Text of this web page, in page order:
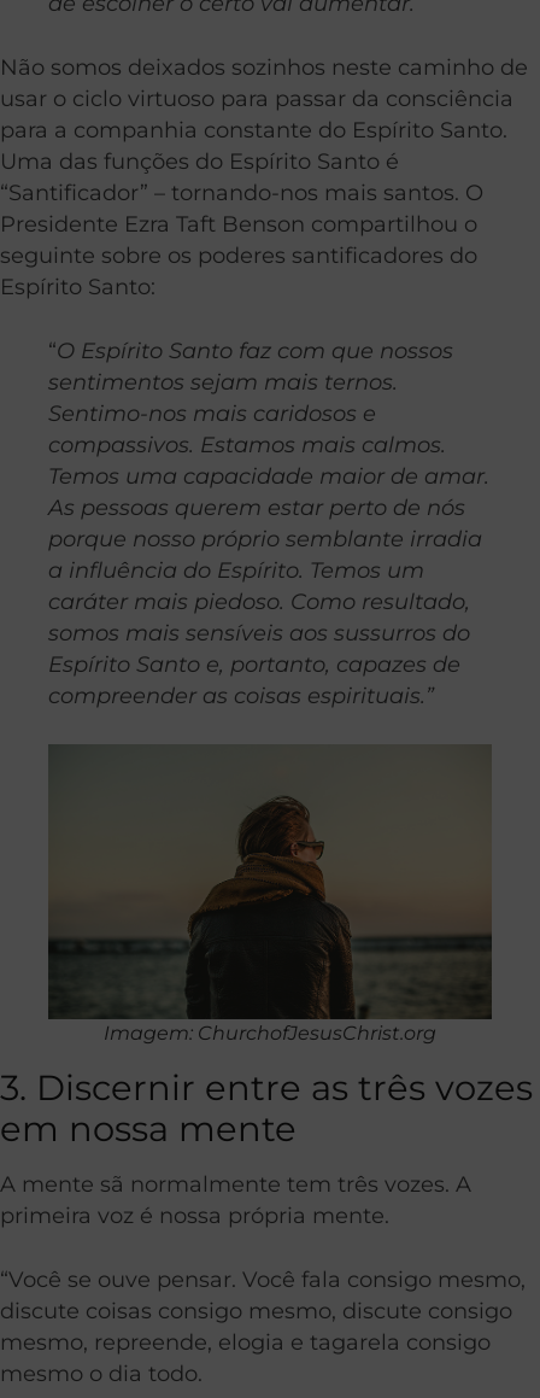
Não somos deixados sozinhos neste caminho de
usar o ciclo virtuoso para passar da consciência
para a companhia constante do Espírito Santo.
Uma das funções do Espírito Santo é
“Santificador” – tornando-nos mais santos. O
Presidente Ezra Taft Benson compartilhou o
seguinte sobre os poderes santificadores do
Espírito Santo:
“O Espírito Santo faz com que nossos
sentimentos sejam mais ternos.
Sentimo-nos mais caridosos e
compassivos. Estamos mais calmos.
Temos uma capacidade maior de amar.
As pessoas querem estar perto de nós
porque nosso próprio semblante irradia
a influência do Espírito. Temos um
caráter mais piedoso. Como resultado,
somos mais sensíveis aos sussurros do
Espírito Santo e, portanto, capazes de
compreender as coisas espirituais.”
Imagem: ChurchofJesusChrist.org
3. Discernir entre as três vozes
em nossa mente
A mente sã normalmente tem três vozes. A
primeira voz é nossa própria mente.
“Você se ouve pensar. Você fala consigo mesmo,
discute coisas consigo mesmo, discute consigo
mesmo, repreende, elogia e tagarela consigo
mesmo o dia todo.